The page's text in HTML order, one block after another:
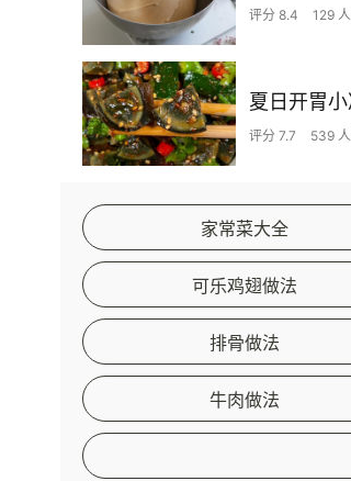
评分 8.4 129
夏日开胃
评分 7.7 539
家常菜大全
可乐鸡翅做法
排骨做法
牛肉做法